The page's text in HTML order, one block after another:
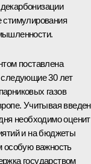
поставлена
30 лет
газов
Учитывая
необходимо
и на бюджеты
особую важность
государством